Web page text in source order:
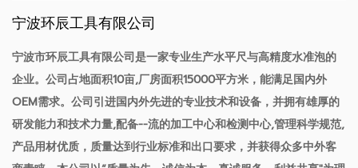
宁波环辰工具有限公司
宁波市环辰工具有限公司是一家专业生产水平尺与高精度水准泡的
企业。公司占地面积10亩,厂房面积15000平方米，能满足国内外
OEM需求。公司引进国内外先进的专业技术和设备，并拥有雄厚的
研发能力和技术力量,配备--流的加工中心和检测中心,管理科学规范,
产品用材优质，质量达到行业标准和出口要求，并获得众多中外客